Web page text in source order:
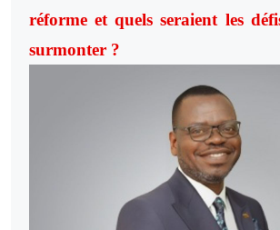
réforme et quels seraient les
surmonter ?